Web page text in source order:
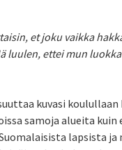
et joku vaikka
luulen, ettei mun
kuvasi
samoja alueita kuin
lapsista